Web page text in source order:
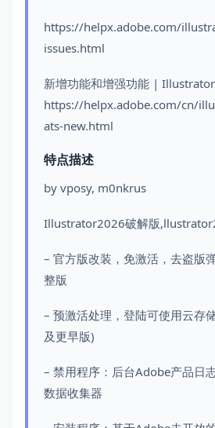
https://helpx.adobe.com/
issues.html
新增功能和增强功能 |
https://helpx.adobe.com/cn/
ats-new.html
特点描述
by vposy, m0nkrus
Illustrator2026破解版
– 官方版改装，免激活，去盗版
整版
– 预激活处理，登陆可使用云存
及更早版)
– 禁用程序：后台Adobe产品日
数据收集器